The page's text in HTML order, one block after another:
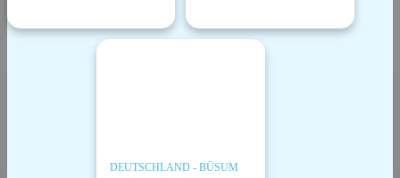
DEUTSCHLAND - BÜSUM